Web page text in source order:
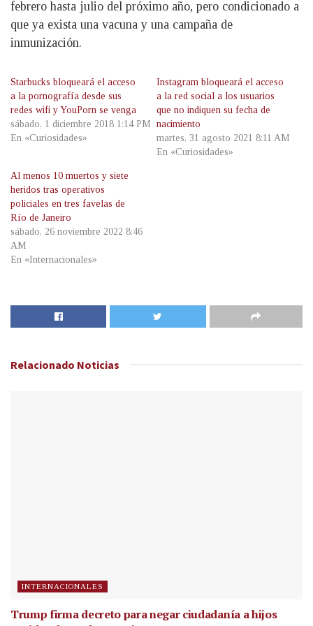
febrero hasta julio del próximo año, pero condicionado a
que ya exista una vacuna y una campaña de
inmunización.
Starbucks bloqueará el acceso
a la pornografía desde sus
redes wifi y YouPorn se venga
sábado, 1 diciembre 2018 1:14 PM
En «Curiosidades»
Instagram bloqueará el acceso
a la red social a los usuarios
que no indiquen su fecha de
nacimiento
martes, 31 agosto 2021 8:11 AM
En «Curiosidades»
Al menos 10 muertos y siete
heridos tras operativos
policiales en tres favelas de
Río de Janeiro
sábado, 26 noviembre 2022 8:46
AM
En «Internacionales»
Relacionado Noticias
INTERNACIONALES
Trump firma decreto para negar ciudadanía a hijos